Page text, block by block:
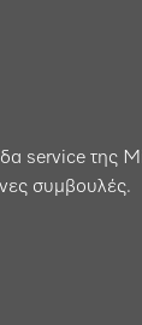
service της
συμβουλές.